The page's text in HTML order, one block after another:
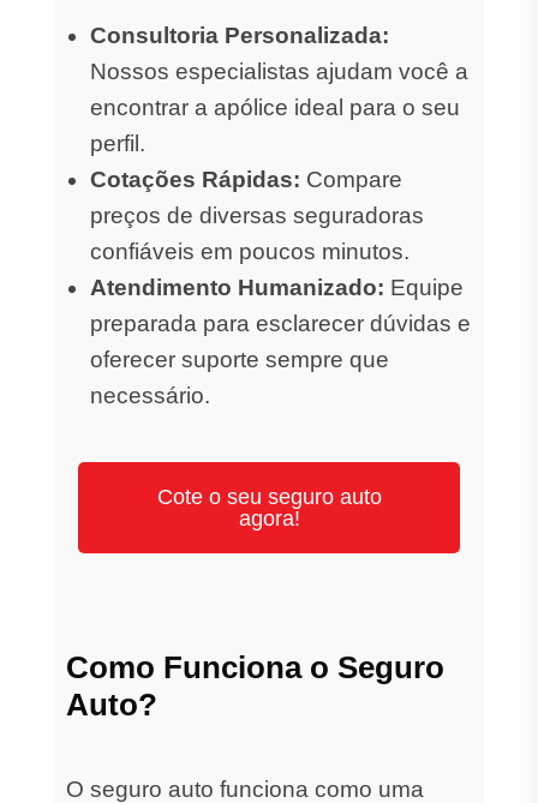
Consultoria Personalizada:
Nossos especialistas ajudam você a
encontrar a apólice ideal para o seu
perfil.
Cotações Rápidas: Compare
preços de diversas seguradoras
confiáveis em poucos minutos.
Atendimento Humanizado: Equipe
preparada para esclarecer dúvidas e
oferecer suporte sempre que
necessário.
Cote o seu seguro auto
agora!
Como Funciona o Seguro
Auto?
O seguro auto funciona como uma